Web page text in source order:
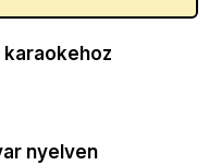
nyelven